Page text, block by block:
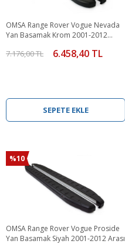
OMSA Range Rover Vogue Nevada
Yan Basamak Krom 2001-2012
7.176,00 TL 6.458,40 TL
SEPETE EKLE
%10
OMSA Range Rover Vogue Proside
Yan Basamak Siyah 2001-2012 Arası